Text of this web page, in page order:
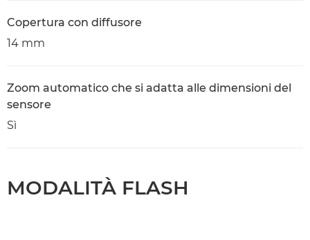
Copertura con diffusore
14 mm
Zoom automatico che si adatta alle dimensioni del
sensore
Sì
MODALITÀ FLASH